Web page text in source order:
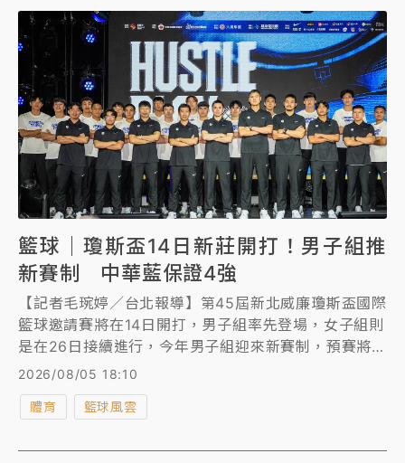
籃球｜瓊斯盃14日新莊開打！男子組推
新賽制 中華藍保證4強
【記者毛琬婷／台北報導】第45屆新北威廉瓊斯盃國際
籃球邀請賽將在14日開打，男子組率先登場，女子組則
是在26日接續進行，今年男子組迎來新賽制，預賽將首
度採分組雙循環制，取分組前2晉級4強。不過，中華藍
4強。
2026/08/05 18:10
體育 籃球風雲